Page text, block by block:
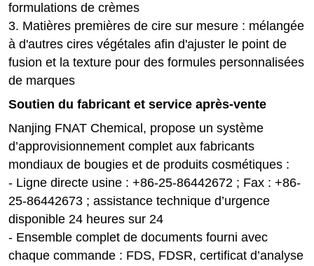
formulations de crèmes
3. Matières premières de cire sur mesure : mélangée
à d'autres cires végétales afin d'ajuster le point de
fusion et la texture pour des formules personnalisées
de marques
Soutien du fabricant et service après-vente
Nanjing FNAT Chemical, propose un système
d’approvisionnement complet aux fabricants
mondiaux de bougies et de produits cosmétiques :
- Ligne directe usine : +86-25-86442672 ; Fax : +86-
25-86442673 ; assistance technique d’urgence
disponible 24 heures sur 24
- Ensemble complet de documents fourni avec
chaque commande : FDS, FDSR, certificat d’analyse